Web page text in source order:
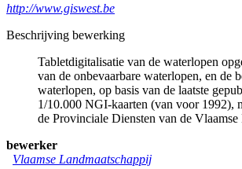
http://www.giswest.be
Beschrijving bewerking
Tabletdigitalisatie van de waterlopen
van de onbevaarbare waterlopen, en de
waterlopen, op basis van de laatste
1/10.000 NGI-kaarten (van voor 1992),
de Provinciale Diensten van de Vlaamse
bewerker
Vlaamse Landmaatschappij